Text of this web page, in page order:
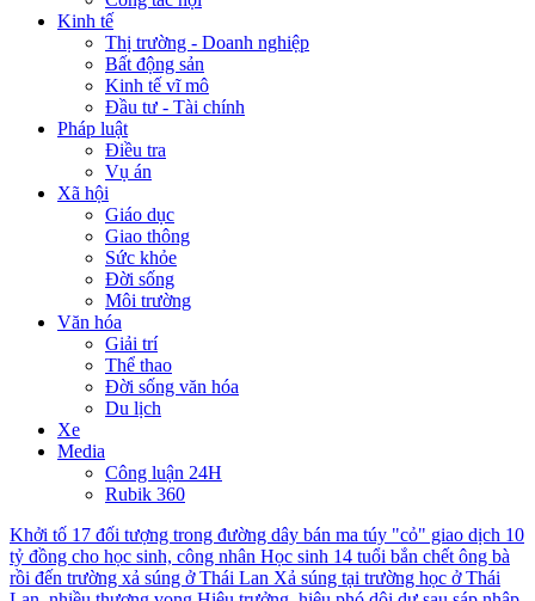
Kinh tế
Thị trường - Doanh nghiệp
Bất động sản
Kinh tế vĩ mô
Đầu tư - Tài chính
Pháp luật
Điều tra
Vụ án
Xã hội
Giáo dục
Giao thông
Sức khỏe
Đời sống
Môi trường
Văn hóa
Giải trí
Thể thao
Đời sống văn hóa
Du lịch
Xe
Media
Công luận 24H
Rubik 360
Khởi tố 17 đối tượng trong đường dây bán ma túy "cỏ" giao dịch 10
tỷ đồng cho học sinh, công nhân Học sinh 14 tuổi bắn chết ông bà
rồi đến trường xả súng ở Thái Lan Xả súng tại trường học ở Thái